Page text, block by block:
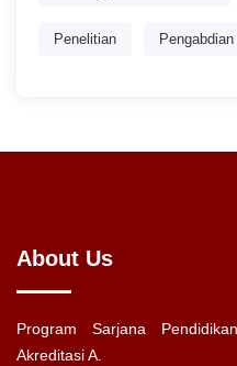
Penelitian
About Us
Program Sarjana
Akreditasi A.